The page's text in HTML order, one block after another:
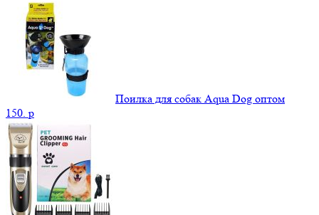
Поилка для собак Aqua Dog оптом
150. p